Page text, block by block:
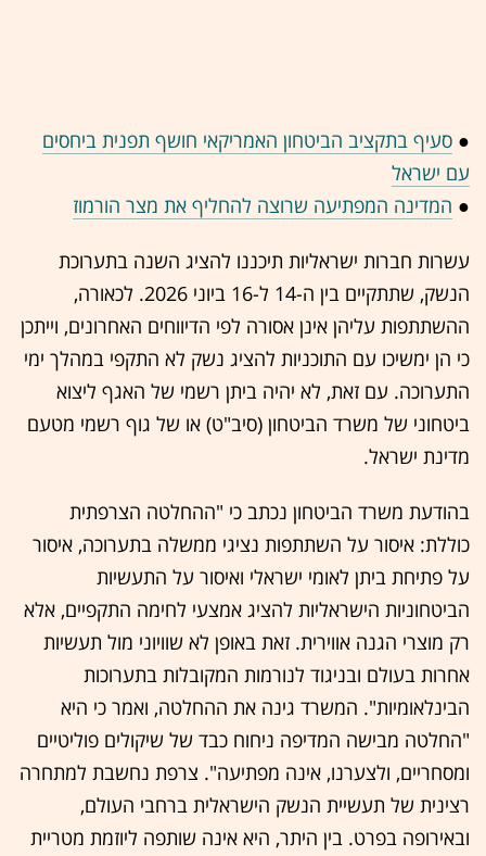
● סעיף בתקציב הביטחון האמריקאי חושף תפנית ביחסים
עם ישראל
● המדינה המפתיעה שרוצה להחליף את מצר הורמוז
עשרות חברות ישראליות תיכננו להציג השנה בתערוכת
הנשק, שתתקיים בין ה-14 ל-16 ביוני 2026. לכאורה,
ההשתתפות עליהן אינן אסורה לפי הדיווחים האחרונים, וייתכן
כי הן ימשיכו עם התוכניות להציג נשק לא התקפי במהלך ימי
התערוכה. עם זאת, לא יהיה ביתן רשמי של האגף ליצוא
ביטחוני של משרד הביטחון (סיב"ט) או של גוף רשמי מטעם
מדינת ישראל.
בהודעת משרד הביטחון נכתב כי "ההחלטה הצרפתית
כוללת: איסור על השתתפות נציגי ממשלה בתערוכה, איסור
על פתיחת ביתן לאומי ישראלי ואיסור על התעשיות
הביטחוניות הישראליות להציג אמצעי לחימה התקפיים, אלא
רק מוצרי הגנה אווירית. זאת באופן לא שוויוני מול תעשיות
אחרות בעולם ובניגוד לנורמות המקובלות בתערוכות
הבינלאומיות". המשרד גינה את ההחלטה, ואמר כי היא
"החלטה מבישה המדיפה ניחוח כבד של שיקולים פוליטיים
ומסחריים, ולצערנו, אינה מפתיעה". צרפת נחשבת למתחרה
רצינית של תעשיית הנשק הישראלית ברחבי העולם,
ובאירופה בפרט. בין היתר, היא אינה שותפה ליוזמת מטריית